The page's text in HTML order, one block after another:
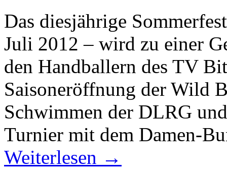
Das diesjährige
Juli 2012 – wird zu einer
den Handballern des TV
Saisoneröffnung der Wild
Schwimmen der DLRG
Turnier mit dem Damen-
Weiterlesen →